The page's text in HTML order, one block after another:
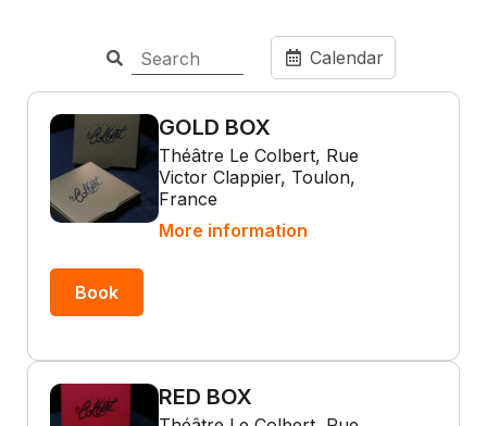
Calendar
GOLD BOX
Théâtre Le Colbert, Rue
Victor Clappier, Toulon,
France
More information
Book
RED BOX